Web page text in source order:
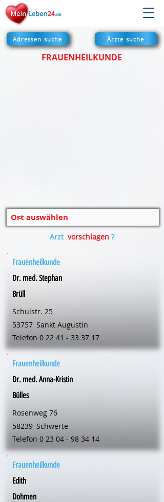
Adressen suche Ärzte suche
FRAUENHEILKUNDE
Arzt vorschlagen ?
Frauenheilkunde
Dr. med. Stephan
Brüll
Schulstr. 25
53757 Sankt Augustin
Telefon 0 22 41 - 33 37 17
Frauenheilkunde
Dr. med. Anna-Kristin
Bülles
Rosenweg 76
58239 Schwerte
Telefon 0 23 04 - 98 34 14
Frauenheilkunde
Edith
Dohmen